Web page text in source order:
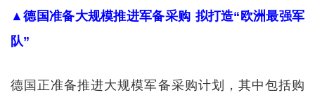
▲德国准备大规模推进军备采购 拟打造“欧洲最强军
队”
德国正准备推进大规模军备采购计划，其中包括购